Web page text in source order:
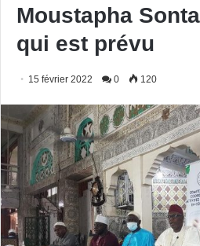
Moustapha
qui est prévu
15 février 2022 0 120